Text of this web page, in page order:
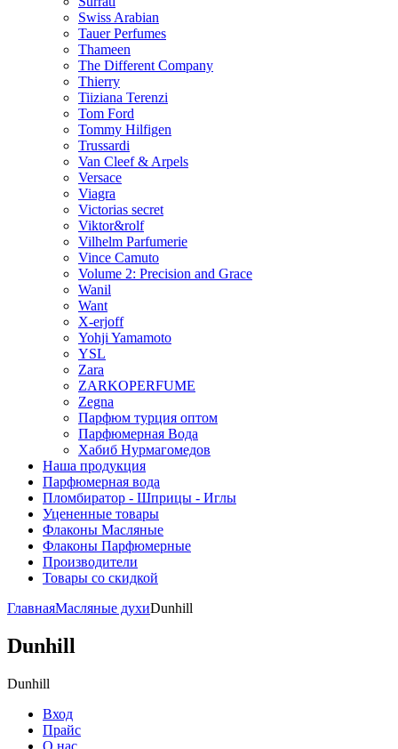
Swiss Arabian
Tauer Perfumes
Thameen
The Different Company
Thierry
Tiiziana Terenzi
Tom Ford
Tommy Hilfigen
Trussardi
Van Cleef & Arpels
Versace
Viagra
Victorias secret
Viktor&rolf
Vilhelm Parfumerie
Vince Camuto
Volume 2: Precision and Grace
Wanil
Want
X-erjoff
Yohji Yamamoto
YSL
Zara
ZARKOPERFUME
Zegna
Парфюм турция оптом
Парфюмерная Вода
Хабиб Нурмагомедов
Наша продукция
Парфюмерная вода
Пломбиратор - Шприцы - Иглы
Уцененные товары
Флаконы Масляные
Флаконы Парфюмерные
Производители
Товары со скидкой
ГлавнаяМасляные духиDunhill
Dunhill
Dunhill
Вход
Прайс
О нас